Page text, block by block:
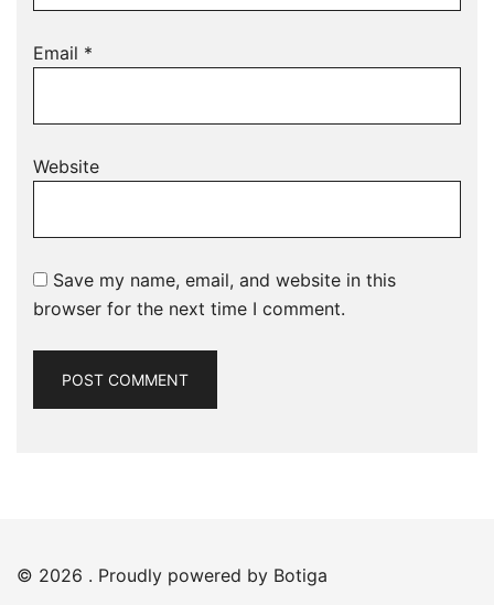
Email *
Website
Save my name, email, and website in this
browser for the next time I comment.
© 2026 . Proudly powered by Botiga